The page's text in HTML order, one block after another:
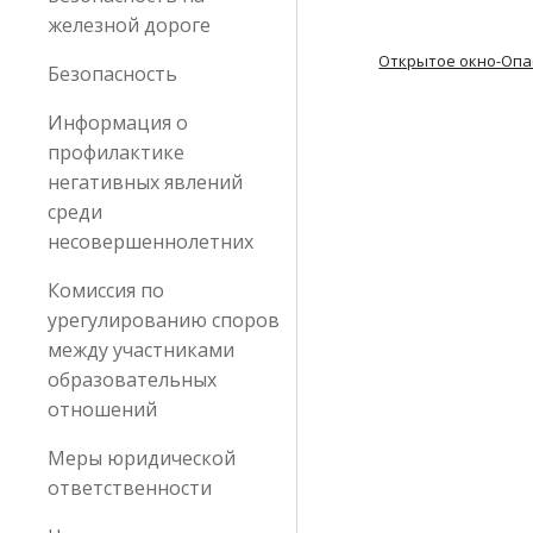
железной дороге
Безопасность
Информация о
профилактике
негативных явлений
среди
несовершеннолетних
Комиссия по
урегулированию споров
между участниками
образовательных
отношений
Меры юридической
ответственности
Открытое окно-